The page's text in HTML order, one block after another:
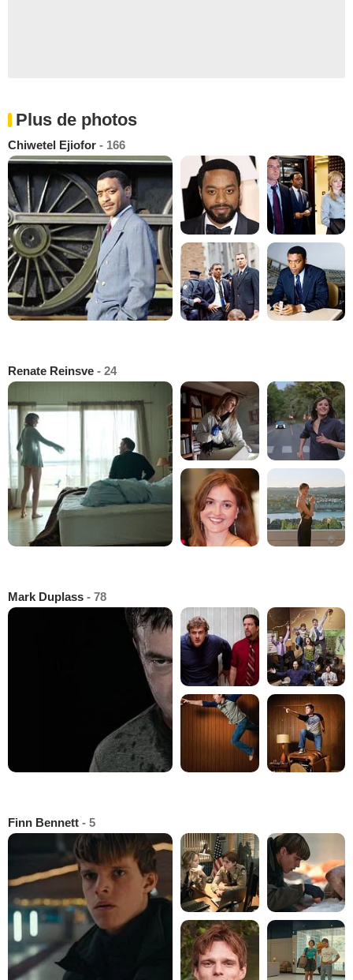
Plus de photos
Chiwetel Ejiofor - 166
Renate Reinsve - 24
Mark Duplass - 78
Finn Bennett - 5